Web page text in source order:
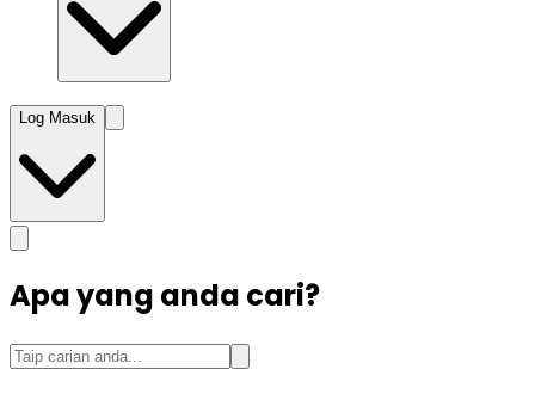
Log Masuk
Apa yang anda cari?